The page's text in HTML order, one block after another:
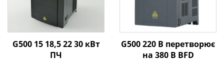
G500 15 18,5 22 30 кВт
ПЧ
G500 220 В перетворює
на 380 В ВFD